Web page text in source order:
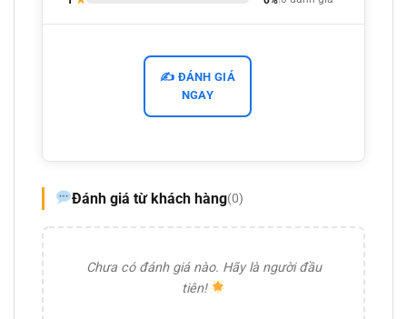
✍️ ĐÁNH GIÁ
NGAY
Đánh giá từ khách hàng(0)
Chưa có đánh giá nào. Hãy là người đầu
tiên!